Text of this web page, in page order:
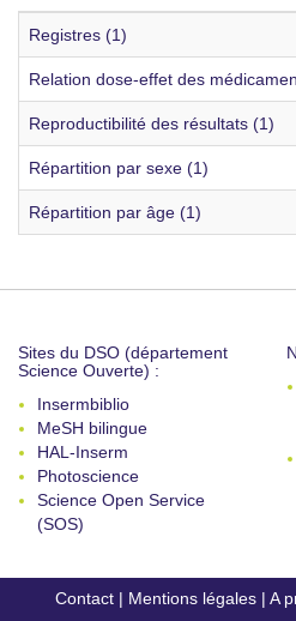
Registres (1)
Relation dose-effet des
Reproductibilité des résultats (1)
Répartition par sexe (1)
Répartition par âge (1)
Sites du DSO (département
Science Ouverte) :
Insermbiblio
MeSH bilingue
HAL-Inserm
Photoscience
Science Open Service
(SOS)
Contact | Mentions légales | A